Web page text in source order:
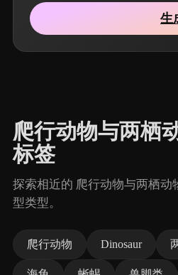
生
爬行动物与两栖
标签
探索相近的 爬行动物与两栖动
型类型。
爬行动物 Dinosaur